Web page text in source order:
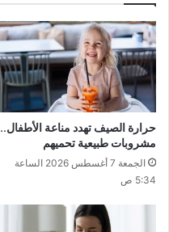
حرارة الصيف تهدد مناعة الأطفال..
مشروبات طبيعية تحميهم
الجمعة 7 أغسطس 2026 الساعة
5:34 ص